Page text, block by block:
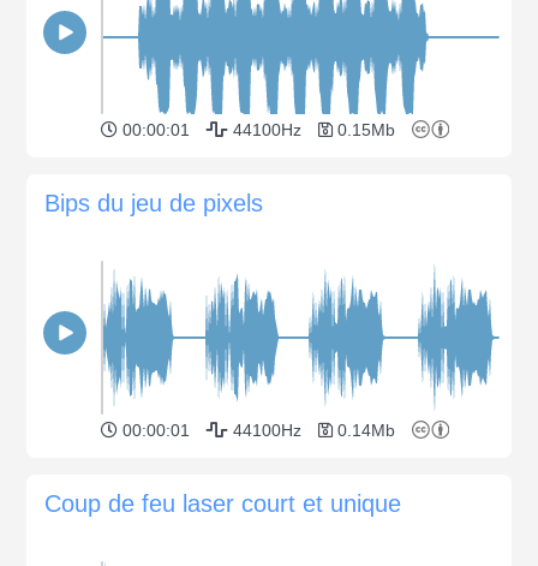
00:00:01 44100Hz 0.15Mb
Bips du jeu de pixels
00:00:01 44100Hz 0.14Mb
Coup de feu laser court et unique